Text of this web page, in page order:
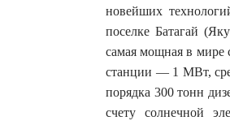
новейших
поселке Батагай
самая мощная в мире
станции — 1 МВт,
порядка 300 тонн
счету солнечной